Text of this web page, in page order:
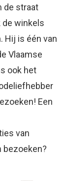
de straat
de winkels
Hij is één van
Vlaamse
ook het
Een
van
bezoeken?